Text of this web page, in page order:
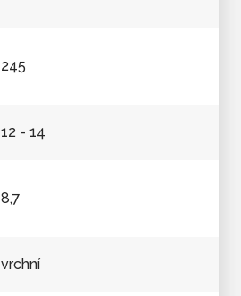
245
12 - 14
8,7
vrchní